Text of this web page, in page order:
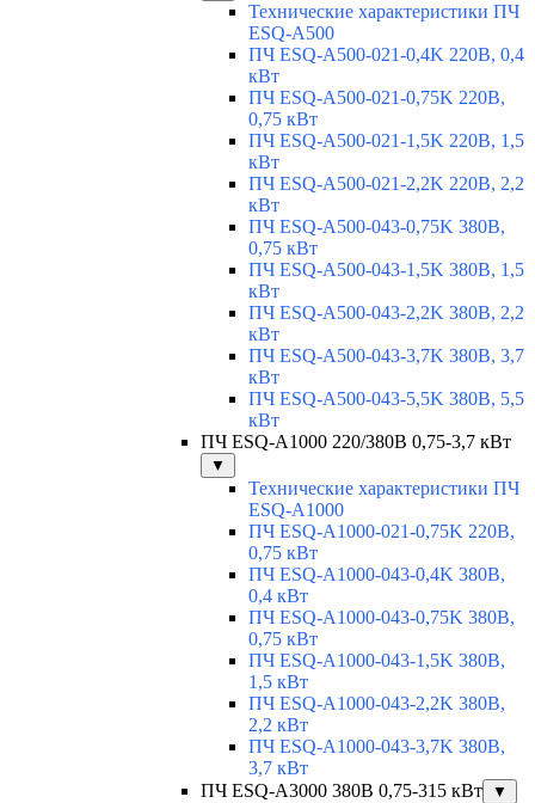
Технические характеристики ПЧ
ESQ-A500
ПЧ ESQ-A500-021-0,4K 220В, 0,4
кВт
ПЧ ESQ-A500-021-0,75K 220В,
0,75 кВт
ПЧ ESQ-A500-021-1,5K 220В, 1,5
кВт
ПЧ ESQ-A500-021-2,2K 220В, 2,2
кВт
ПЧ ESQ-A500-043-0,75K 380В,
0,75 кВт
ПЧ ESQ-A500-043-1,5K 380В, 1,5
кВт
ПЧ ESQ-A500-043-2,2K 380В, 2,2
кВт
ПЧ ESQ-A500-043-3,7K 380В, 3,7
кВт
ПЧ ESQ-A500-043-5,5K 380В, 5,5
кВт
ПЧ ESQ-A1000 220/380В 0,75-3,7 кВт
▼
Технические характеристики ПЧ
ESQ-A1000
ПЧ ESQ-A1000-021-0,75K 220В,
0,75 кВт
ПЧ ESQ-A1000-043-0,4K 380В,
0,4 кВт
ПЧ ESQ-A1000-043-0,75K 380В,
0,75 кВт
ПЧ ESQ-A1000-043-1,5K 380В,
1,5 кВт
ПЧ ESQ-A1000-043-2,2K 380В,
2,2 кВт
ПЧ ESQ-A1000-043-3,7K 380В,
3,7 кВт
ПЧ ESQ-A3000 380В 0,75-315 кВт
▼